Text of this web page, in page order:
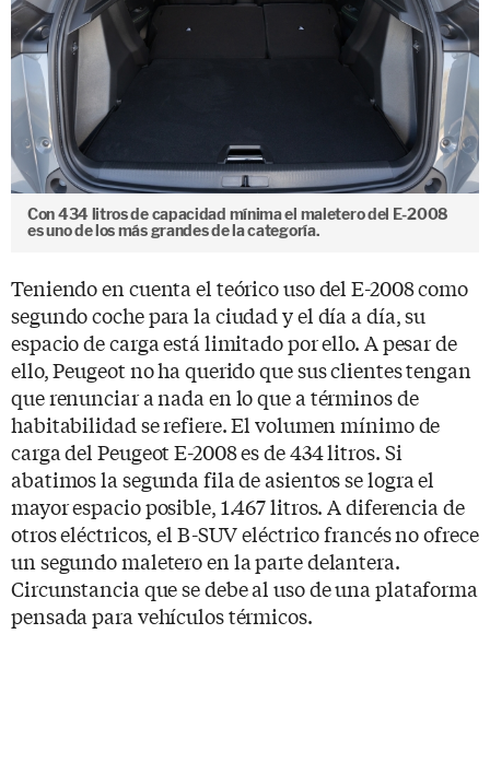
Con 434 litros de capacidad mínima el maletero del E-2008
es uno de los más grandes de la categoría.
Teniendo en cuenta el teórico uso del E-2008 como
segundo coche para la ciudad y el día a día, su
espacio de carga está limitado por ello. A pesar de
ello, Peugeot no ha querido que sus clientes tengan
que renunciar a nada en lo que a términos de
habitabilidad se refiere. El volumen mínimo de
carga del Peugeot E-2008 es de 434 litros. Si
abatimos la segunda fila de asientos se logra el
mayor espacio posible, 1.467 litros. A diferencia de
otros eléctricos, el B-SUV eléctrico francés no ofrece
un segundo maletero en la parte delantera.
Circunstancia que se debe al uso de una plataforma
pensada para vehículos térmicos.